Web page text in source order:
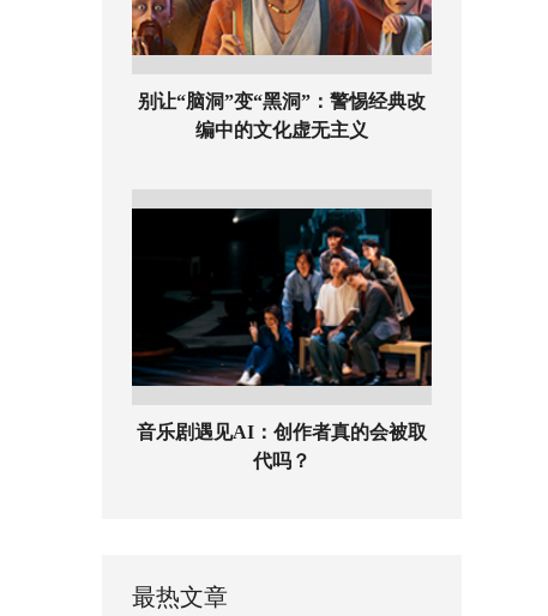
别让“脑洞”变“黑洞”：警惕经典改
编中的文化虚无主义
音乐剧遇见AI：创作者真的会被取
代吗？
最热文章